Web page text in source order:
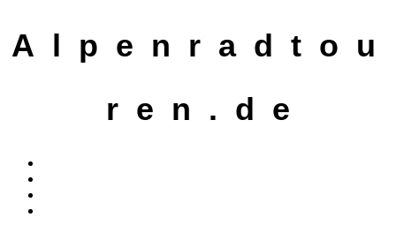
A l p e n r a d t o u
r e n . d e